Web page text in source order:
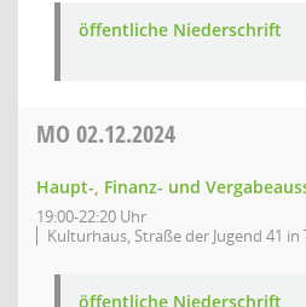
öffentliche Niederschrift
MO 02.12.2024
Haupt-, Finanz- und
19:00-22:20 Uhr
Kulturhaus, Straße der Jugend 41
öffentliche Niederschrift